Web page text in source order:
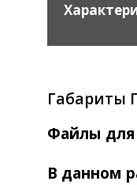
Габариты
Файлы для
В данном